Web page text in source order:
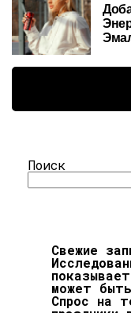
Поиск
Свежие
может
Спрос на